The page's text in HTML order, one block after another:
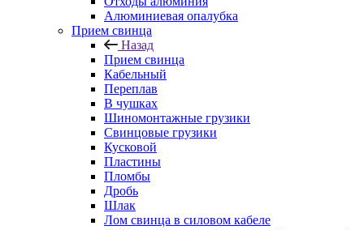
Алюминиевая опалубка
Прием свинца
Назад
Прием свинца
Кабельный
Переплав
В чушках
Шиномонтажные грузики
Свинцовые грузики
Кусковой
Пластины
Пломбы
Дробь
Шлак
Лом свинца в силовом кабеле